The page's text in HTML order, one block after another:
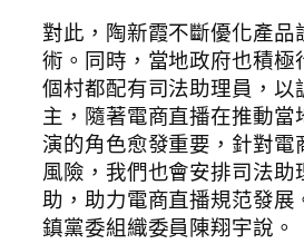
對此，陶新霞不斷優化產品
術。同時，當地政府也積極
個村都配有司法助理員，以
主，隨著電商直播在推動當
演的角色愈發重要，針對電
風險，我們也會安排司法助
助，助力電商直播規范發展
鎮黨委組織委員陳翔宇說。